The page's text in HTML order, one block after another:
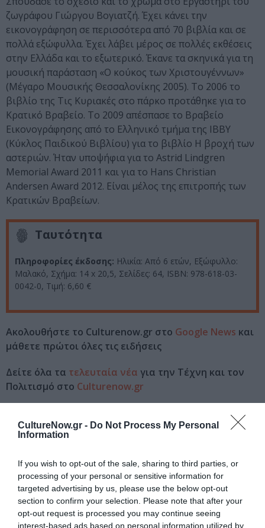
CultureNow.gr - Do Not Process My Personal
Information
If you wish to opt-out of the sale, sharing to third parties, or
processing of your personal or sensitive information for
targeted advertising by us, please use the below opt-out
section to confirm your selection. Please note that after your
opt-out request is processed you may continue seeing
interest-based ads based on personal information utilized by
ζωγράφου Γιώργου Βογιατζή. Έχει κάνει την
εικονογράφηση σε περισσότερα από 70 βιβλία και σε
πολλά εξώφυλλα. Έχει λάβει μέρος σε πολλές εκθέσεις
στην Ελλάδα και το εξωτερικό. Έκανε τα σκηνικά για τη
μουσική παράσταση «Ο κούκος των Χριστουγέννων»
(Μέγαρο Μουσικής Θεσσαλονίκης 2005). Το 2006 το
βιβλίο της Τις Κυριακές στο πάρκο προτάθηκε για το
Κρατικό Βραβείο. Το 2009 απέσπασε το Βραβείο
Εικονογράφησης από το Ελληνικό τμήμα της ΙΒΒΥ
(Κύκλος Παιδικού Βιβλίου) για το βιβλίο Η βροχή των
αστεριών. Ήταν υποψήφια για το Astrid Lindgren
Memorial Award 2011 και για το Hans Christian
Andersen Award 2012. Είναι μέλος της επιτροπής των
Κρατικών Βραβείων.
Ταυτότητα
Πληροφορίες έκδοσης: Ηλικία: Από 6 ετών, Εξώφυλλο:
Μαλακό, Σχήμα: 14 x 20,5, Σελίδες: 64, ISBN: 978-618-03-
0042-0, Τιμή: 6,60 €
Ακολουθήστε το Culturenow.gr στο Google News και
μάθετε πρώτοι όλες τις ειδήσεις
Δείτε όλα τα τελευταία νέα για την Τέχνη και τον
Πολιτισμό στο Culturenow.gr
ΕΚΔΟΣΕΙΣ ΜΕΤΑΙΧΜΙΟ ΠΑΙΔΙΚΟ ΒΙΒΛΙΟ
Newsletter
Κάθε βδομάδα στο e-mail σας τα τελευταία νέα για